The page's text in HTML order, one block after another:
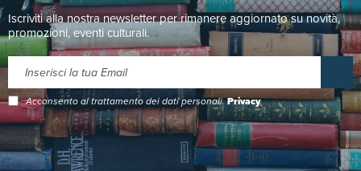
Iscriviti alla nostra newsletter per rimanere aggiornato su novità,
promozioni, eventi culturali.
Acconsento al trattamento dei dati personali.Privacy